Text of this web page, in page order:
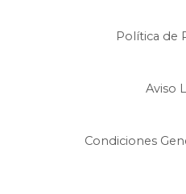
Política de
Aviso
Condiciones